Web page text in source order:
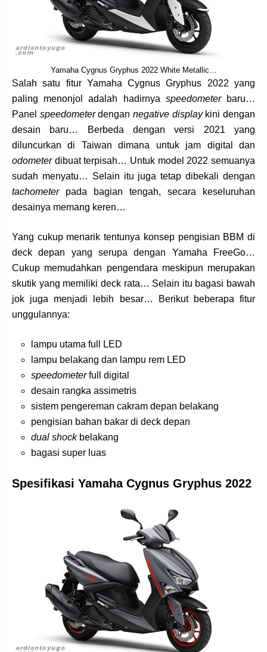
Yamaha Cygnus Gryphus 2022 White Metallic…
Salah satu fitur Yamaha Cygnus Gryphus 2022 yang
paling menonjol adalah hadirnya speedometerbaru…
Panel speedometerdengannegative displaykini dengan
desain baru… Berbeda dengan versi 2021 yang
diluncurkan di Taiwan dimana untuk jam digital dan
odometerdibuat terpisah… Untuk model 2022 semuanya
sudah menyatu… Selain itu juga tetap dibekali dengan
tachometerpada bagian tengah, secara keseluruhan
desainya memang keren…
Yang cukup menarik tentunya konsep pengisian BBM di
deck depan yang serupa dengan Yamaha FreeGo…
Cukup memudahkan pengendara meskipun merupakan
skutik yang memiliki deck rata… Selain itu bagasi bawah
jok juga menjadi lebih besar… Berikut beberapa fitur
unggulannya:
lampu utama full LED
lampu belakang dan lampu rem LED
speedometerfull digital
desain rangka assimetris
sistem pengereman cakram depan belakang
pengisian bahan bakar di deck depan
dual shockbelakang
bagasi super luas
Spesifikasi Yamaha Cygnus Gryphus 2022